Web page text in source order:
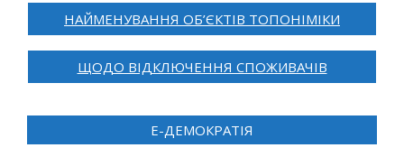
НАЙМЕНУВАННЯ ОБ’ЄКТІВ ТОПОНІМІКИ
ЩОДО ВІДКЛЮЧЕННЯ СПОЖИВАЧІВ
Е-ДЕМОКРАТІЯ